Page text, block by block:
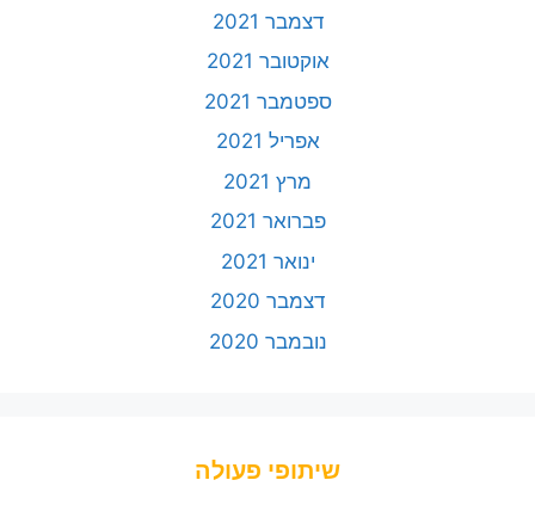
דצמבר 2021
אוקטובר 2021
ספטמבר 2021
אפריל 2021
מרץ 2021
פברואר 2021
ינואר 2021
דצמבר 2020
נובמבר 2020
שיתופי פעולה